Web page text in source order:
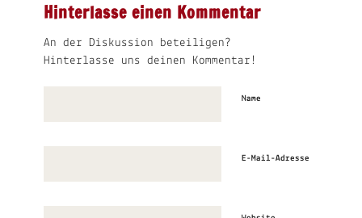
Hinterlasse einen Kommentar
An der Diskussion beteiligen?
Hinterlasse uns deinen Kommentar!
Name
E-Mail-Adresse